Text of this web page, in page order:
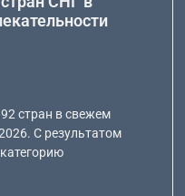
стран в свежем
С результатом